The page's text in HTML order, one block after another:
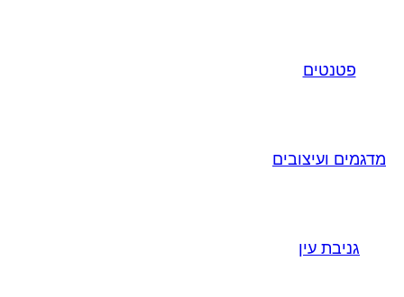
פטנטים
מדגמים ועיצובים
גניבת עין